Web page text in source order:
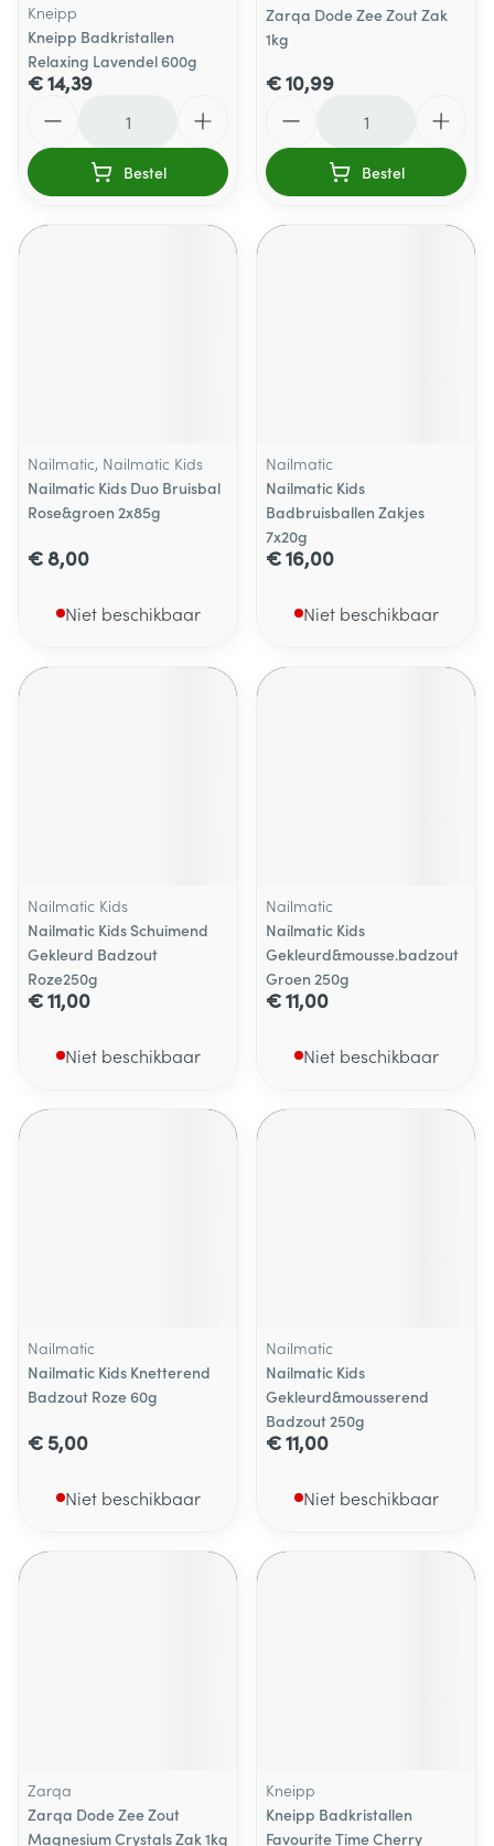
Kneipp
Kneipp Badkristallen
Relaxing Lavendel 600g
€ 14,39
Bestel
Zarqa Dode Zee Zout Zak
1kg
€ 10,99
Bestel
Nailmatic, Nailmatic Kids
Nailmatic Kids Duo Bruisbal
Rose&groen 2x85g
€ 8,00
Niet beschikbaar
Nailmatic
Nailmatic Kids
Badbruisballen Zakjes
7x20g
€ 16,00
Niet beschikbaar
Nailmatic Kids
Nailmatic Kids Schuimend
Gekleurd Badzout
Roze250g
€ 11,00
Niet beschikbaar
Nailmatic
Nailmatic Kids
Gekleurd&mousse.badzout
Groen 250g
€ 11,00
Niet beschikbaar
Nailmatic
Nailmatic Kids Knetterend
Badzout Roze 60g
€ 5,00
Niet beschikbaar
Nailmatic
Nailmatic Kids
Gekleurd&mousserend
Badzout 250g
€ 11,00
Niet beschikbaar
Zarqa
Zarqa Dode Zee Zout
Magnesium Crystals Zak 1kg
Kneipp
Kneipp Badkristallen
Favourite Time Cherry